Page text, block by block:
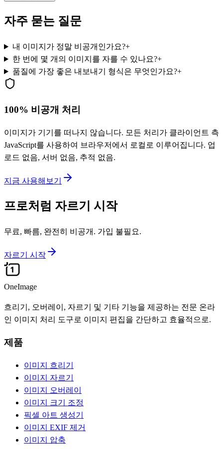
자주 묻는 질문
내 이미지가 정말 비공개인가요?+
한 번에 몇 개의 이미지를 자를 수 있나요?+
품질에 가장 좋은 내보내기 형식은 무엇인가요?+
100% 비공개 처리
이미지가 기기를 떠나지 않습니다. 모든 처리가 클라이언트 측
JavaScript를 사용하여 브라우저에서 로컬로 이루어집니다. 업
로드 없음, 서버 없음, 추적 없음.
지금 사용해보기
프로처럼 자르기 시작
무료, 빠름, 완전히 비공개. 가입 불필요.
자르기 시작
OneImage
흐리기, 오버레이, 자르기 및 기타 기능을 제공하는 전문 온라
인 이미지 처리 도구로 이미지 편집을 간단하고 효율적으로.
제품
이미지 흐리기
이미지 자르기
이미지 오버레이
이미지 크기 조정
픽셀 아트 생성기
이미지 EXIF 제거
이미지 압축